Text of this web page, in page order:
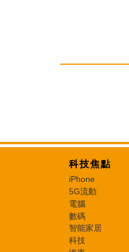
科技焦點
iPhone
5G流動
電腦
數碼
智能家居
科技